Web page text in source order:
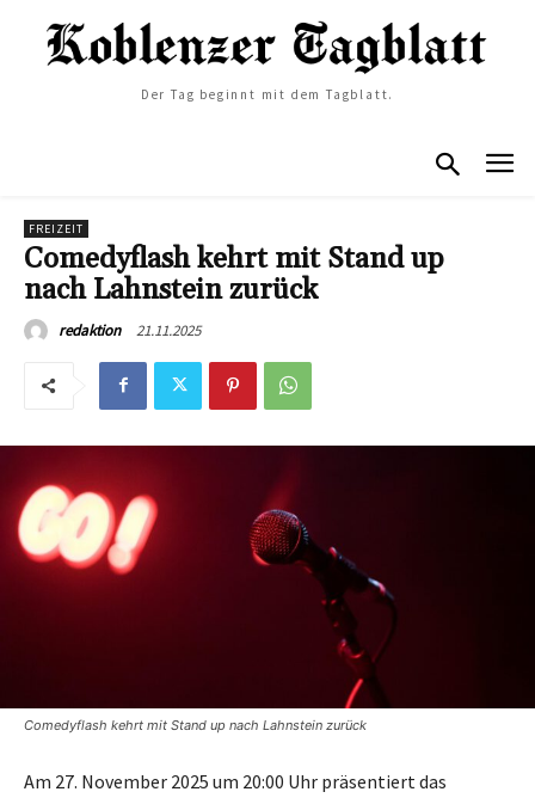
Der Tag beginnt mit dem Tagblatt.
FREIZEIT
Comedyflash kehrt mit Stand up
nach Lahnstein zurück
redaktion 21.11.2025
Comedyflash kehrt mit Stand up nach Lahnstein zurück
Am 27. November 2025 um 20:00 Uhr präsentiert das